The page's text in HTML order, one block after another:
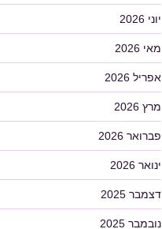
יוני 2026
מאי 2026
אפריל 2026
מרץ 2026
פברואר 2026
ינואר 2026
דצמבר 2025
נובמבר 2025